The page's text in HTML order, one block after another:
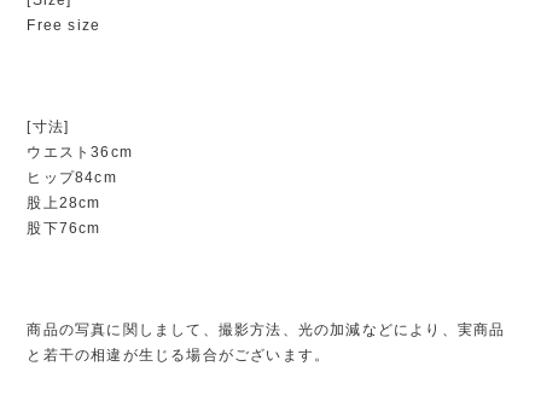
Free size
[寸法]
ウエスト36cm
ヒップ84cm
股上28cm
股下76cm
商品の写真に関しまして、撮影方法、光の加減などにより、実商品
と若干の相違が生じる場合がございます。